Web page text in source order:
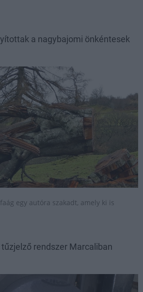
a nagybajomi önkéntesek
egy autóra szakadt, amely ki is
rendszer Marcaliban